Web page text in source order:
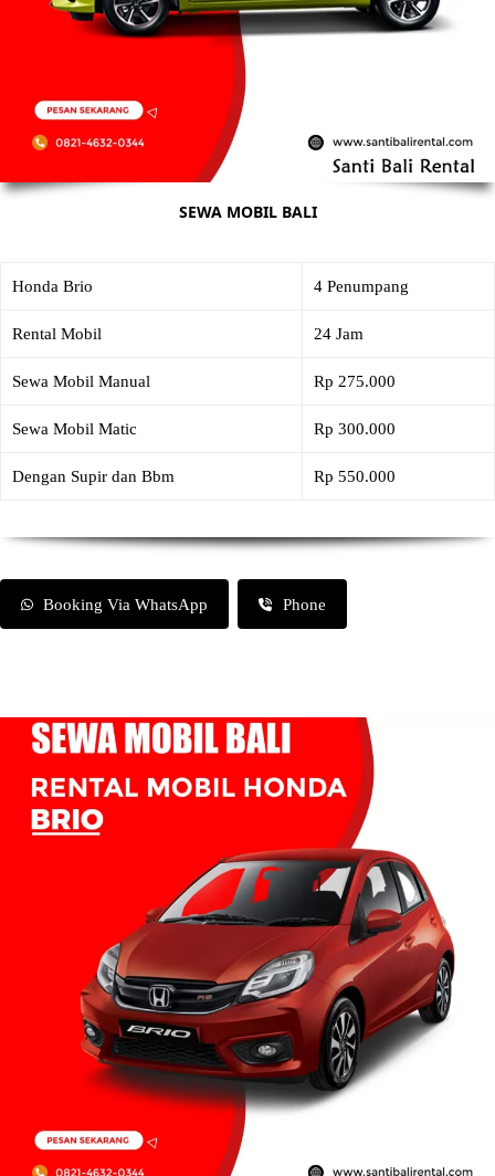
SEWA MOBIL BALI
Honda Brio 4 Penumpang
Rental Mobil 24 Jam
Sewa Mobil Manual Rp 275.000
Sewa Mobil Matic Rp 300.000
Dengan Supir dan Bbm Rp 550.000
Booking Via WhatsApp Phone